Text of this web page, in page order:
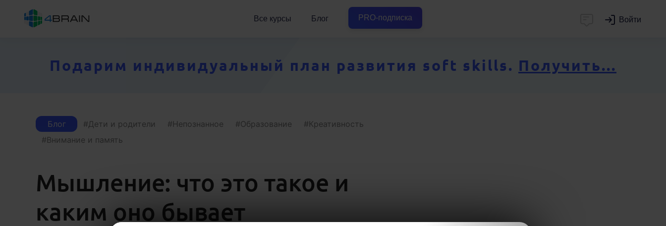
Все курсы Блог PRO-подписка Войти
Подарим индивидуальный план развития soft skills. Получить...
Блог Дети и родители Непознанное Образование
Креативность
Внимание и память
Мышление: что это такое и
каким оно бывает